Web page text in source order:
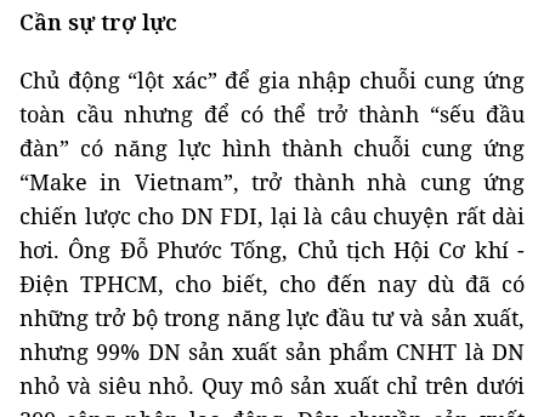
Cần sự trợ lực
Chủ động “lột xác” để gia nhập chuỗi cung ứng
toàn cầu nhưng để có thể trở thành “sếu đầu
đàn” có năng lực hình thành chuỗi cung ứng
“Make in Vietnam”, trở thành nhà cung ứng
chiến lược cho DN FDI, lại là câu chuyện rất dài
hơi. Ông Đỗ Phước Tống, Chủ tịch Hội Cơ khí -
Điện TPHCM, cho biết, cho đến nay dù đã có
những trở bộ trong năng lực đầu tư và sản xuất,
nhưng 99% DN sản xuất sản phẩm CNHT là DN
nhỏ và siêu nhỏ. Quy mô sản xuất chỉ trên dưới